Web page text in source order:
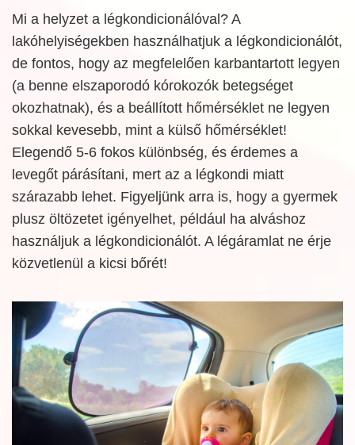
Mi a helyzet a légkondicionálóval? A
lakóhelyiségekben használhatjuk a légkondicionálót,
de fontos, hogy az megfelelően karbantartott legyen
(a benne elszaporodó kórokozók betegséget
okozhatnak), és a beállított hőmérséklet ne legyen
sokkal kevesebb, mint a külső hőmérséklet!
Elegendő 5-6 fokos különbség, és érdemes a
levegőt párásítani, mert az a légkondi miatt
szárazabb lehet. Figyeljünk arra is, hogy a gyermek
plusz öltözetet igényelhet, például ha alváshoz
használjuk a légkondicionálót. A légáramlat ne érje
közvetlenül a kicsi bőrét!